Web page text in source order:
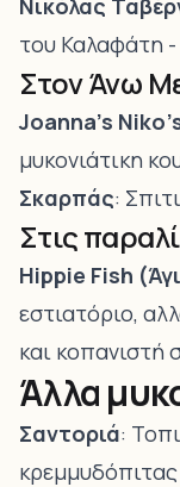
Νικόλας
του Καλαφάτη -
Στον Άνω
Joanna’s
μυκονιάτικη
Σκαρπάς:
Στις
Hippie Fish
εστιατόριο,
και κοπανιστή
Άλλα
Σαντοριά: